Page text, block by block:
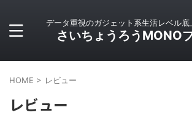
データ重視のガジェット系生活レベル底
さいちょうろうMONO
HOME > レビュー
レビュー